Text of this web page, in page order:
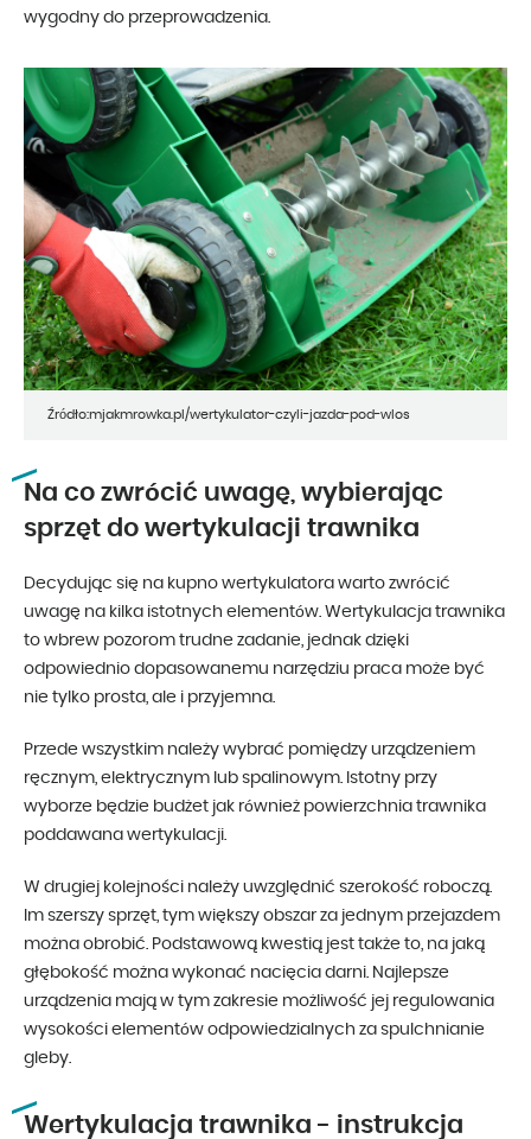
wygodny do przeprowadzenia.
Źródło:mjakmrowka.pl/wertykulator-czyli-jazda-pod-wlos
Na co zwrócić uwagę, wybierając
sprzęt do wertykulacji trawnika
Decydując się na kupno wertykulatora warto zwrócić
uwagę na kilka istotnych elementów. Wertykulacja trawnika
to wbrew pozorom trudne zadanie, jednak dzięki
odpowiednio dopasowanemu narzędziu praca może być
nie tylko prosta, ale i przyjemna.
Przede wszystkim należy wybrać pomiędzy urządzeniem
ręcznym, elektrycznym lub spalinowym. Istotny przy
wyborze będzie budżet jak również powierzchnia trawnika
poddawana wertykulacji.
W drugiej kolejności należy uwzględnić szerokość roboczą.
Im szerszy sprzęt, tym większy obszar za jednym przejazdem
można obrobić. Podstawową kwestią jest także to, na jaką
głębokość można wykonać nacięcia darni. Najlepsze
urządzenia mają w tym zakresie możliwość jej regulowania
wysokości elementów odpowiedzialnych za spulchnianie
gleby.
Wertykulacja trawnika - instrukcja